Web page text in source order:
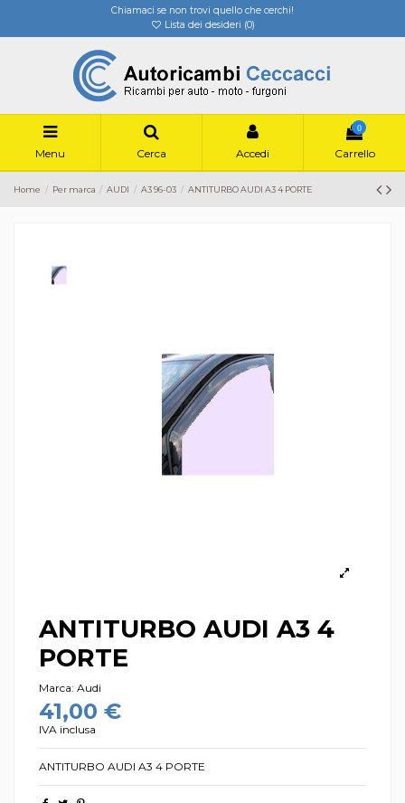
Chiamaci se non trovi quello che cerchi!
Lista dei desideri (0)
Menu Cerca Accedi
0
Carrello
Home Per marca AUDI A3 96-03 ANTITURBO AUDI A3 4 PORTE
ANTITURBO AUDI A3 4
PORTE
Marca: Audi
41,00 €
IVA inclusa
ANTITURBO AUDI A3 4 PORTE